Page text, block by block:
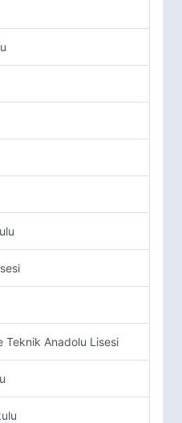
Teknik Anadolu Lisesi